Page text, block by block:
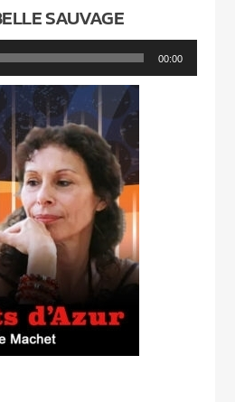
SAUVAGE
00:00